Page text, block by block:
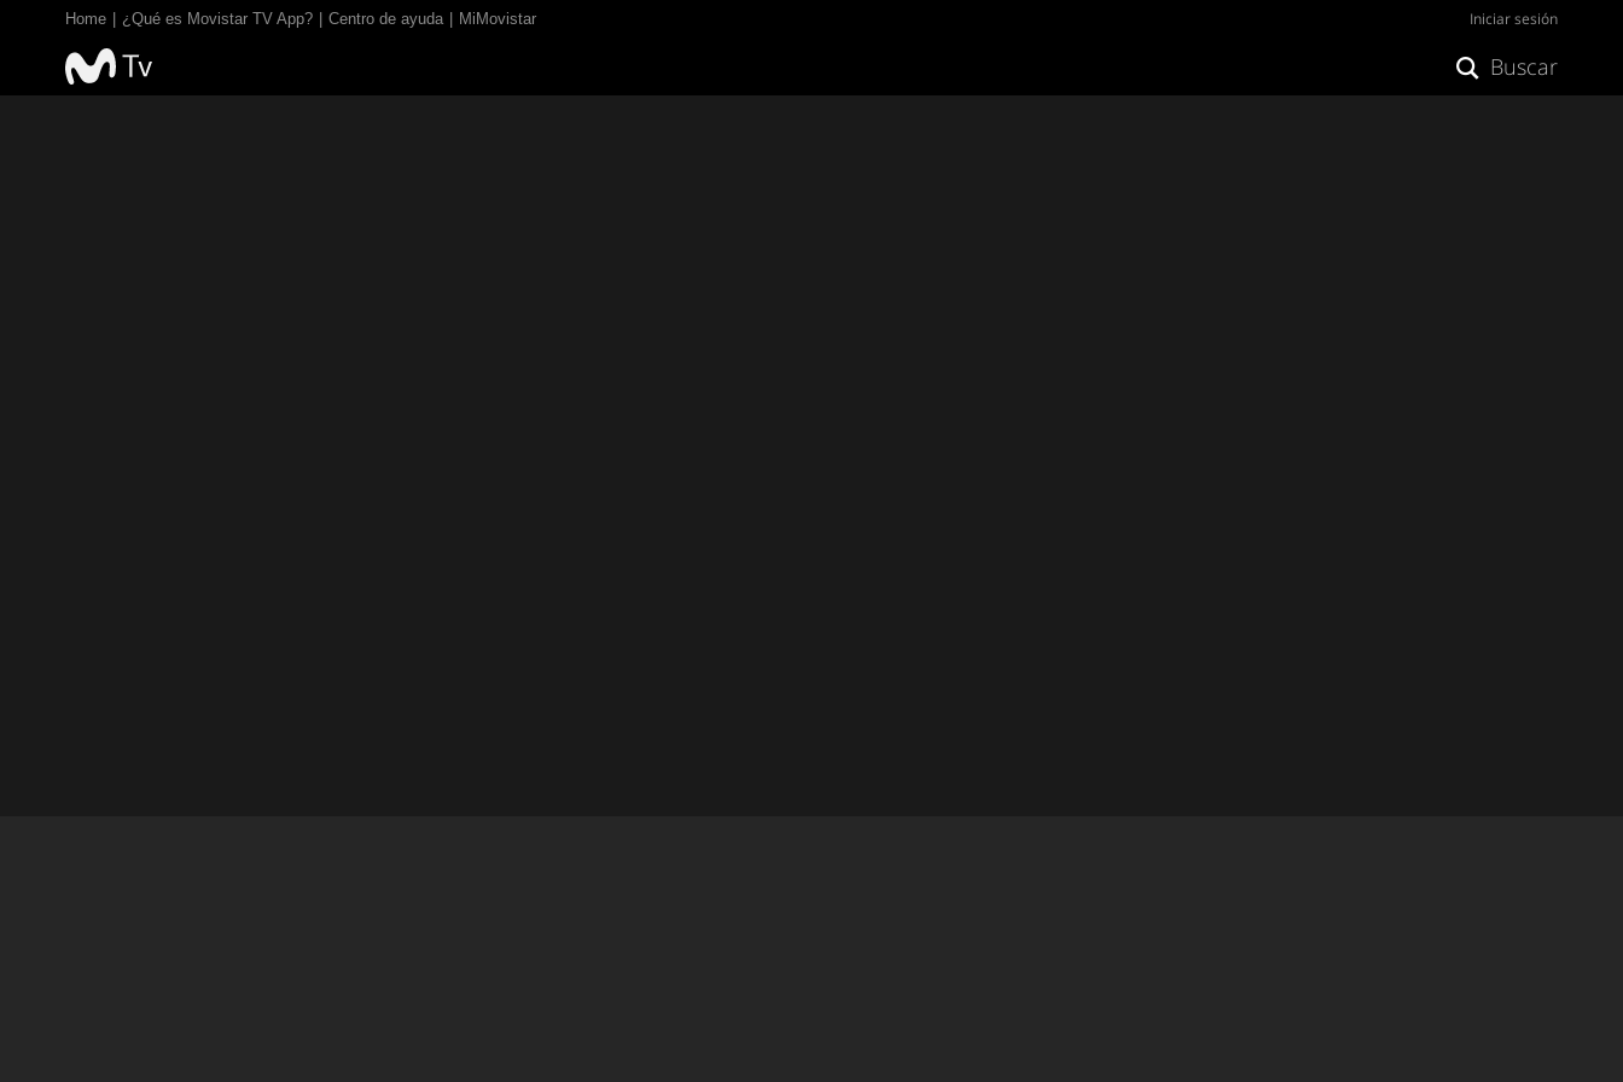
Home ¿Qué es Movistar TV App? Centro de ayuda MiMovistar Iniciar sesión
Buscar